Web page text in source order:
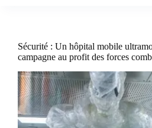
Sécurité : Un hôpital mobile
campagne au profit des forces